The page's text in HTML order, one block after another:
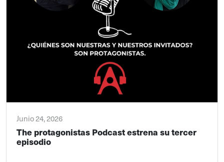
Junio 24, 2026
The protagonistas Podcast estrena su tercer
episodio